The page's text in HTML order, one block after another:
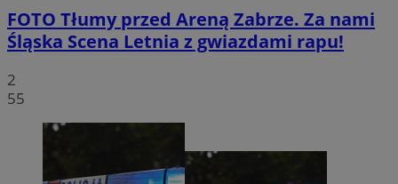
FOTO Tłumy przed Areną Zabrze. Za nami
Śląska Scena Letnia z gwiazdami rapu!
2
55